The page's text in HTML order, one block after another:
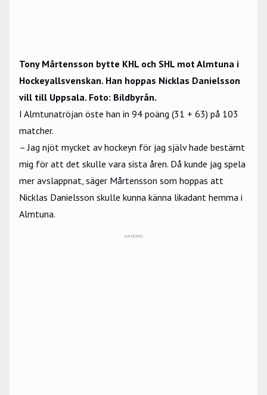
Tony Mårtensson bytte KHL och SHL mot Almtuna i
Hockeyallsvenskan. Han hoppas Nicklas Danielsson
vill till Uppsala. Foto: Bildbyrån.
I Almtunatröjan öste han in 94 poäng (31 + 63) på 103
matcher.
– Jag njöt mycket av hockeyn för jag själv hade bestämt
mig för att det skulle vara sista åren. Då kunde jag spela
mer avslappnat, säger Mårtensson som hoppas att
Nicklas Danielsson skulle kunna känna likadant hemma i
Almtuna.
ANNONS